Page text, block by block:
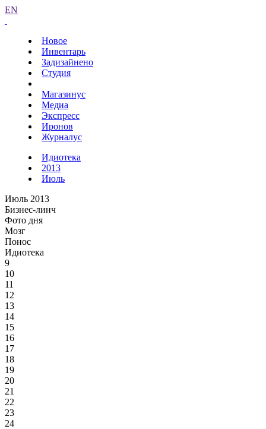
EN
Новое
Инвентарь
Задизайнено
Студия
Магазинус
Медиа
Экспресс
Иронов
Журналус
Идиотека
2013
Июль
Июль 2013
Бизнес-линч
Фото дня
Мозг
Понос
Идиотека
9
10
11
12
13
14
15
16
17
18
19
20
21
22
23
24